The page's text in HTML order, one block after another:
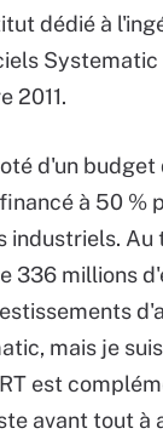
dédié à
Systematic
2011.
d'un
à 50 %
industriels.
336 millions
mais je
est
avant tout à